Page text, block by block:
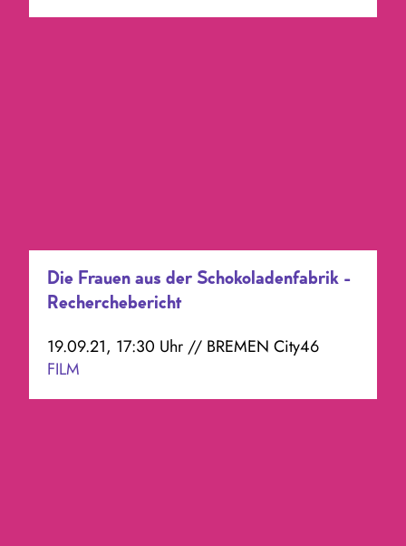
Die Frauen aus der Schokoladenfabrik -
Recherchebericht
19.09.21, 17:30 Uhr // BREMEN City46
FILM